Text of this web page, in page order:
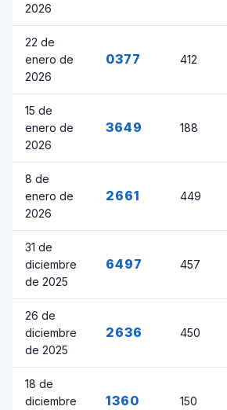
2026
22 de
enero de
2026
0377 412
15 de
enero de
2026
3649 188
8 de
enero de
2026
2661 449
31 de
diciembre
de 2025
6497 457
26 de
diciembre
de 2025
2636 450
18 de
diciembre
1360 150